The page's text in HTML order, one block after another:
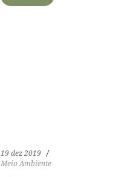
19 dez 2019
Meio Ambiente